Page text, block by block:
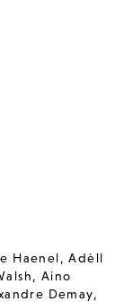
Haenel,Adèll
, Aino
Demay,